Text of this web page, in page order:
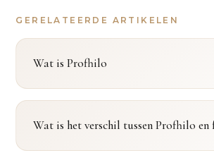
GERELATEERDE ARTIKELEN
Wat is Profhilo
Wat is het verschil tussen Profhilo en